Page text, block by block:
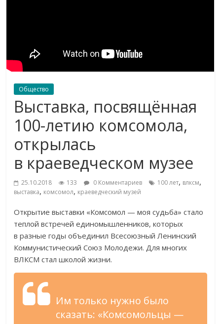
Общество
Выставка, посвящённая
100-летию комсомола,
открылась
в краеведческом музее
25.10.2018 133 0 Комментариев 100 лет, влксм,
выставка, комсомол, краеведческий музей
Открытие выставки «Комсомол — моя судьба» стало
теплой встречей единомышленников, которых
в разные годы объединил Всесоюзный Ленинский
Коммунистический Союз Молодежи. Для многих
ВЛКСМ стал школой жизни.
Им только нужно было
сказать: «Комсомольцы —